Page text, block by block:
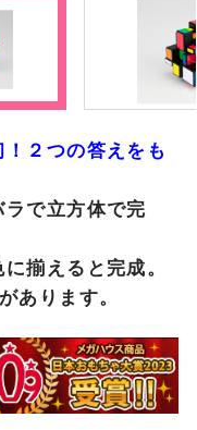
２つの答えをも
で立方体で完
揃えると完成。
あります。